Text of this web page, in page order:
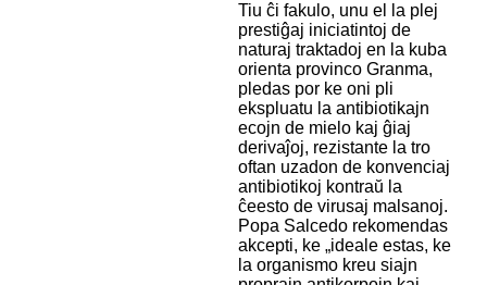
Tiu ĉi fakulo, unu el la plej
prestiĝaj iniciatintoj de
naturaj traktadoj en la kuba
orienta provinco Granma,
pledas por ke oni pli
ekspluatu la antibiotikajn
ecojn de mielo kaj ĝiaj
derivaĵoj, rezistante la tro
oftan uzadon de konvenciaj
antibiotikoj kontraŭ la
ĉeesto de virusaj malsanoj.
Popa Salcedo rekomendas
akcepti, ke „ideale estas, ke
la organismo kreu siajn